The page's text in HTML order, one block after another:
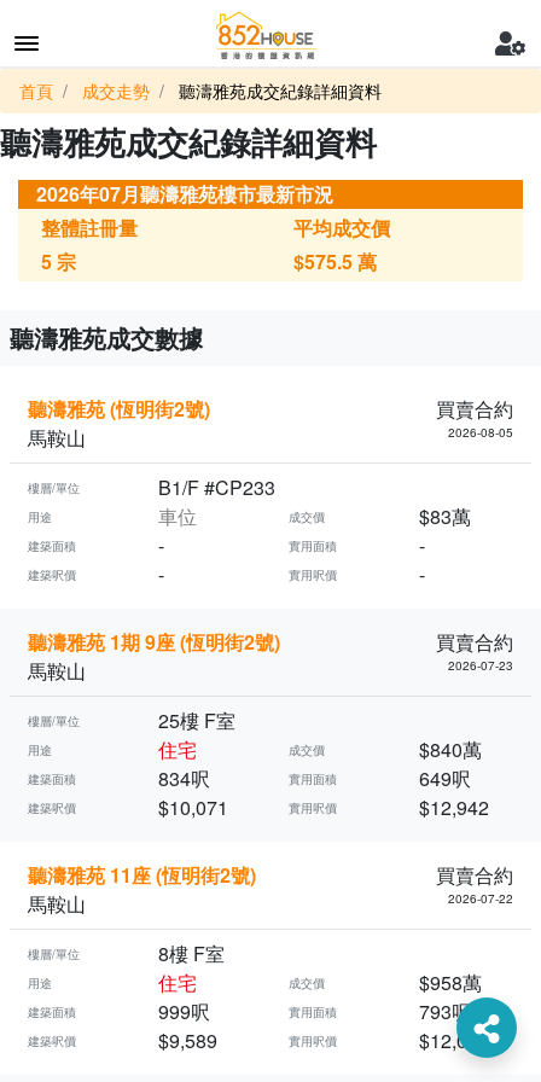
首頁 成交走勢 聽濤雅苑成交紀錄詳細資料
聽濤雅苑成交紀錄詳細資料
2026年07月聽濤雅苑樓市最新市況
整體註冊量
5宗
平均成交價
$575.5萬
聽濤雅苑成交數據
聽濤雅苑 (恆明街2號)
買賣合約
馬鞍山
2026-08-05
樓層/單位 B1/F #CP233
用途 車位 成交價 $83萬
建築面積 - 實用面積 -
建築呎價 - 實用呎價 -
聽濤雅苑 1期 9座 (恆明街2號)
買賣合約
馬鞍山
2026-07-23
樓層/單位 25樓 F室
用途 住宅 成交價 $840萬
建築面積 834呎 實用面積 649呎
建築呎價 $10,071 實用呎價 $12,942
聽濤雅苑 11座 (恆明街2號)
買賣合約
馬鞍山
2026-07-22
樓層/單位 8樓 F室
用途 住宅 成交價 $958萬
建築面積 999呎 實用面積 793呎
建築呎價 $9,589 實用呎價 $12,080